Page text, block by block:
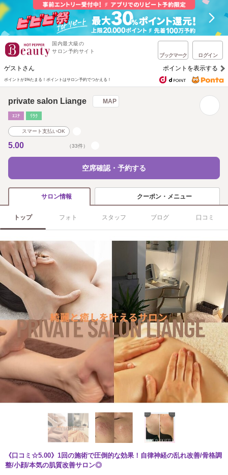
国内最大級の
サロン予約サイト
ブックマーク ログイン
ゲストさん ポイントを表示する
ポイントが1%たまる！ ポイントはサロン予約でつかえる！
private salon Liange MAP
ｴｽﾃ ﾘﾗｸ
スマート支払いOK
5.00 （33件）
空席確認・予約する
サロン情報 クーポン・メニュー
トップ フォト スタッフ ブログ 口コミ
《口コミ☆5.00》1回の施術で圧倒的な効果！自律神経の乱れ改善/骨格調
整/小顔/本気の肌質改善サロン◎